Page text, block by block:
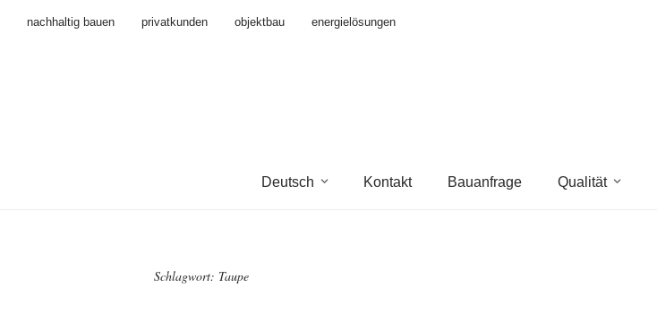
nachhaltig bauen privatkunden objektbau
energielösungen
Deutsch Kontakt Bauanfrage Qualität
Schlagwort: Taupe